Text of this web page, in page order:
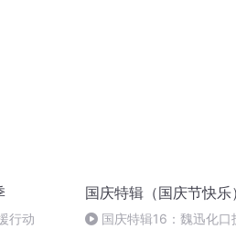
行动
国庆特辑（国庆节快乐）
国庆特辑16：魏迅化口